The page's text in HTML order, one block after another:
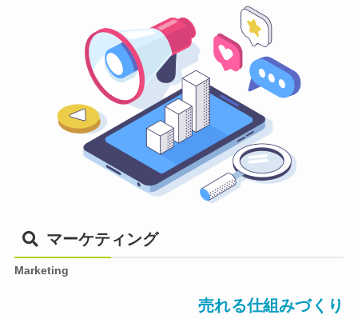
マーケティング
Marketing
売れる仕組みづくり